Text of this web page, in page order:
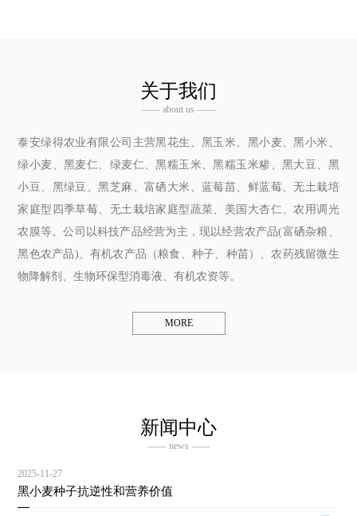
关于我们
—— about us ——
泰安绿得农业有限公司主营黑花生、黑玉米、黑小麦、黑小米、
绿小麦、黑麦仁、绿麦仁、黑糯玉米、黑糯玉米糁、黑大豆、黑
小豆、黑绿豆、黑芝麻、富硒大米、蓝莓苗、鲜蓝莓、无土栽培
家庭型四季草莓、无土栽培家庭型蔬菜、美国大杏仁、农用调光
农膜等。公司以科技产品经营为主，现以经营农产品(富硒杂粮、
黑色农产品)、有机农产品（粮食、种子、种苗）、农药残留微生
物降解剂、生物环保型消毒液、有机农资等。
MORE
新闻中心
—— news ——
2025-11-27
黑小麦种子抗逆性和营养价值